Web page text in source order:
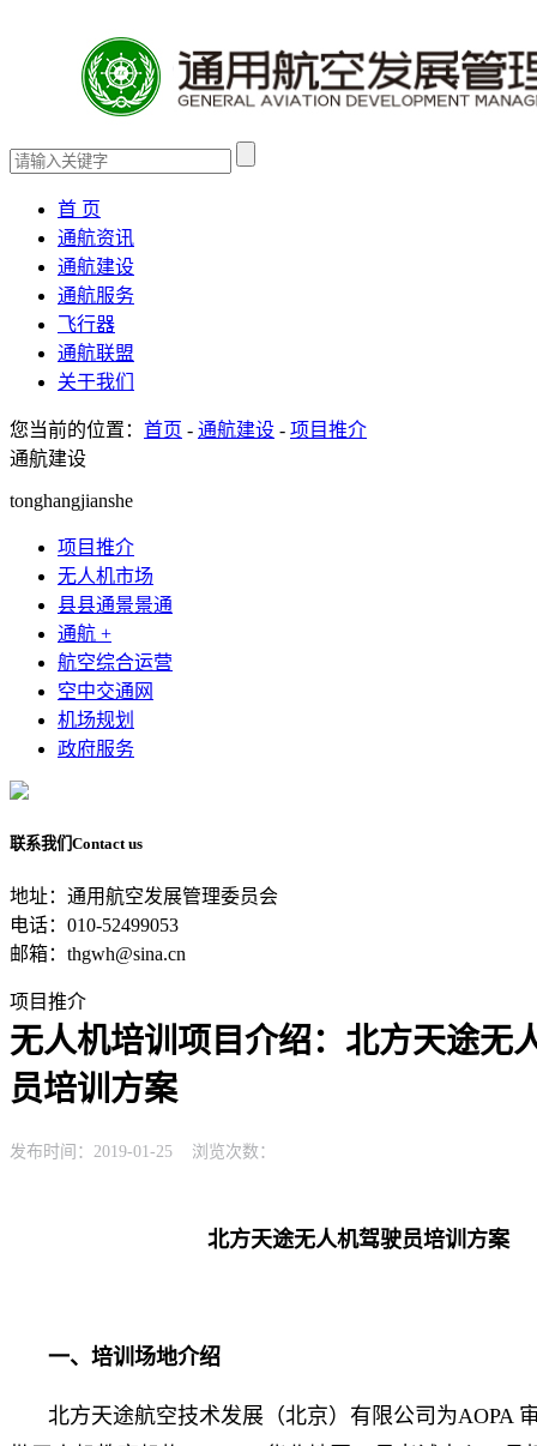
首 页
通航资讯
通航建设
通航服务
飞行器
通航联盟
关于我们
您当前的位置： 首页 - 通航建设 - 项目推介
通航建设
tonghangjianshe
项目推介
无人机市场
县县通景景通
通航 +
航空综合运营
空中交通网
机场规划
政府服务
联系我们 Contact us
地址：通用航空发展管理委员会
电话：010-52499053
邮箱：thgwh@sina.cn
项目推介
无人机培训项目介绍：北方天途无
员培训方案
发布时间：2019-01-25 浏览次数：
北方天途无人机驾驶员培训方案
一、培训场地介绍
北方天途航空技术发展（北京）有限公司为AOPA